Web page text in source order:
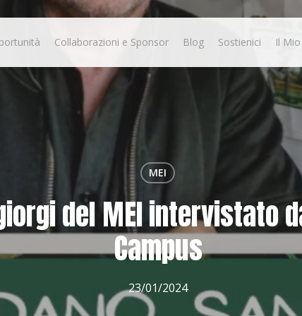
Collaborazioni e Sponsor Blog Sostienici Il
MEI
del MEI intervistato
Campus
23/01/2024